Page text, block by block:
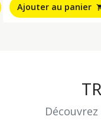
Ajouter au panier